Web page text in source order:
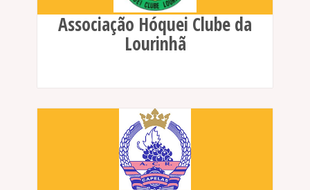
Associação Hóquei Clube da
Lourinhã